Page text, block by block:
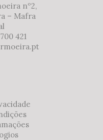
nº2,
– Mafra
421